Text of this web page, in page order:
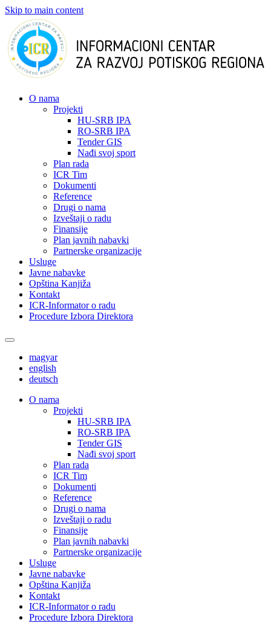
Skip to main content
О nama
Projekti
HU-SRB IPA
RO-SRB IPA
Tender GIS
Nađi svoj sport
Plan rada
ICR Tim
Dokumenti
Reference
Drugi o nama
Izveštaji o radu
Finansije
Plan javnih nabavki
Partnerske organizacije
Usluge
Javne nabavke
Opština Kanjiža
Kontakt
ICR-Informator o radu
Procedure Izbora Direktora
magyar
english
deutsch
О nama
Projekti
HU-SRB IPA
RO-SRB IPA
Tender GIS
Nađi svoj sport
Plan rada
ICR Tim
Dokumenti
Reference
Drugi o nama
Izveštaji o radu
Finansije
Plan javnih nabavki
Partnerske organizacije
Usluge
Javne nabavke
Opština Kanjiža
Kontakt
ICR-Informator o radu
Procedure Izbora Direktora